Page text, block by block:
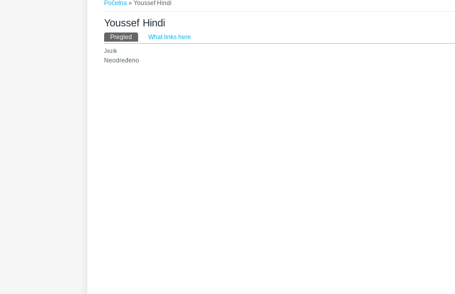
Početna » Youssef Hindi
Youssef Hindi
Primarni tabovi
Pregled (aktivni tab)What links here
Jezik
Neodređeno